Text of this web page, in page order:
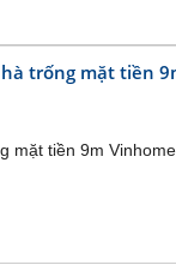
trống mặt tiền
mặt tiền 9m